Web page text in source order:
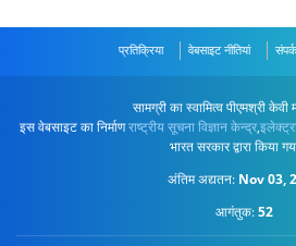
प्रतिक्रिया वेबसाइट नीतियां
सामग्री का स्वामित्व पीएमश्री
इस वेबसाइट का निर्माणराष्ट्रीय सूचना विज्ञान केन्द्र,
भारत सरकार द्वारा किया
अंतिम अद्यतन: Nov 03,
आगंतुक:52